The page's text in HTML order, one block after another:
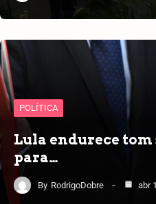
POLÍTICA
Lula endurece
para…
By RodrigoDobre abr